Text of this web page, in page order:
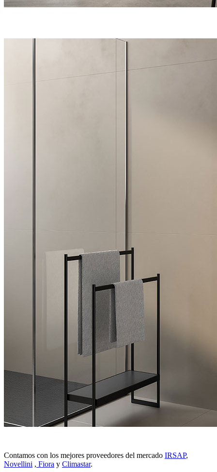
Contamos con los mejores proveedores del mercado IRSAP,
Novellini , Fiora y Climastar.